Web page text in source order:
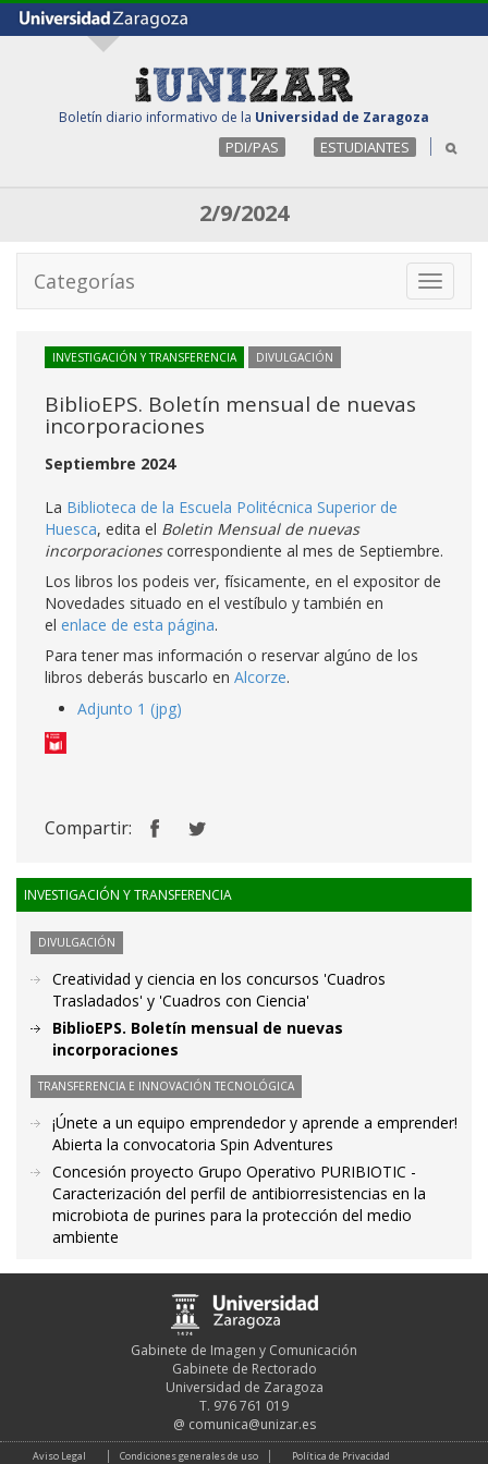
Boletín diario informativo de la Universidad de Zaragoza
PDI/PAS ESTUDIANTES
2/9/2024
Toggle
Categorías
INVESTIGACIÓN Y TRANSFERENCIA DIVULGACIÓN
BiblioEPS. Boletín mensual de nuevas
incorporaciones
Septiembre 2024
La Biblioteca de la Escuela Politécnica Superior de
Huesca, edita el Boletin Mensual de nuevas
incorporacionescorrespondiente al mes de Septiembre.
Los libros los podeis ver, físicamente, en el expositor de
Novedades situado en el vestíbulo y también en
el enlace de esta página.
Para tener mas información o reservar algúno de los
libros deberás buscarlo en Alcorze.
Adjunto 1 (jpg)
Compartir:
INVESTIGACIÓN Y TRANSFERENCIA
DIVULGACIÓN
Creatividad y ciencia en los concursos 'Cuadros
Trasladados' y 'Cuadros con Ciencia'
BiblioEPS. Boletín mensual de nuevas
incorporaciones
TRANSFERENCIA E INNOVACIÓN TECNOLÓGICA
¡Únete a un equipo emprendedor y aprende a emprender!
Abierta la convocatoria Spin Adventures
Concesión proyecto Grupo Operativo PURIBIOTIC -
Caracterización del perfil de antibiorresistencias en la
microbiota de purines para la protección del medio
ambiente
Gabinete de Imagen y Comunicación
Gabinete de Rectorado
Universidad de Zaragoza
T. 976 761 019
@ comunica@unizar.es
Aviso Legal Condiciones generales de uso Política de Privacidad